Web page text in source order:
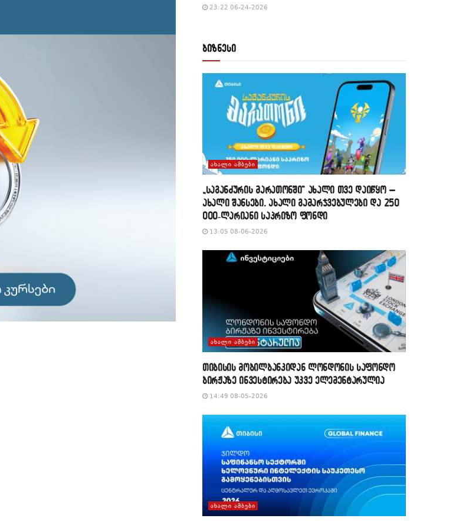
23:22 06-24-2026
ბიზნესი
ᲐᲮᲐᲚᲘ ᲐᲛᲑᲔᲑᲘ
„საგანძურის მარათონში“ ახალი თვე დაიწყო –
ახალი შანსები, ახალი გამარჯვებულები და 250
000-ლარიანი საპრიზო ფონდი
13:05 08-06-2026
ᲐᲮᲐᲚᲘ ᲐᲛᲑᲔᲑᲘ
თიბისის მობილბანკიდან ლონდონის საფონდო
ბირჟაზე ინვესტირება უკვე ელემენტარულია
14:49 08-05-2026
ᲐᲮᲐᲚᲘ ᲐᲛᲑᲔᲑᲘ